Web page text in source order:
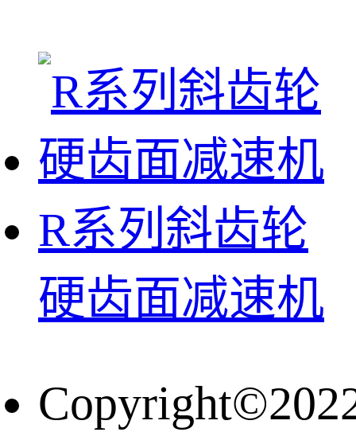
R系列斜齿轮
硬齿面减速机